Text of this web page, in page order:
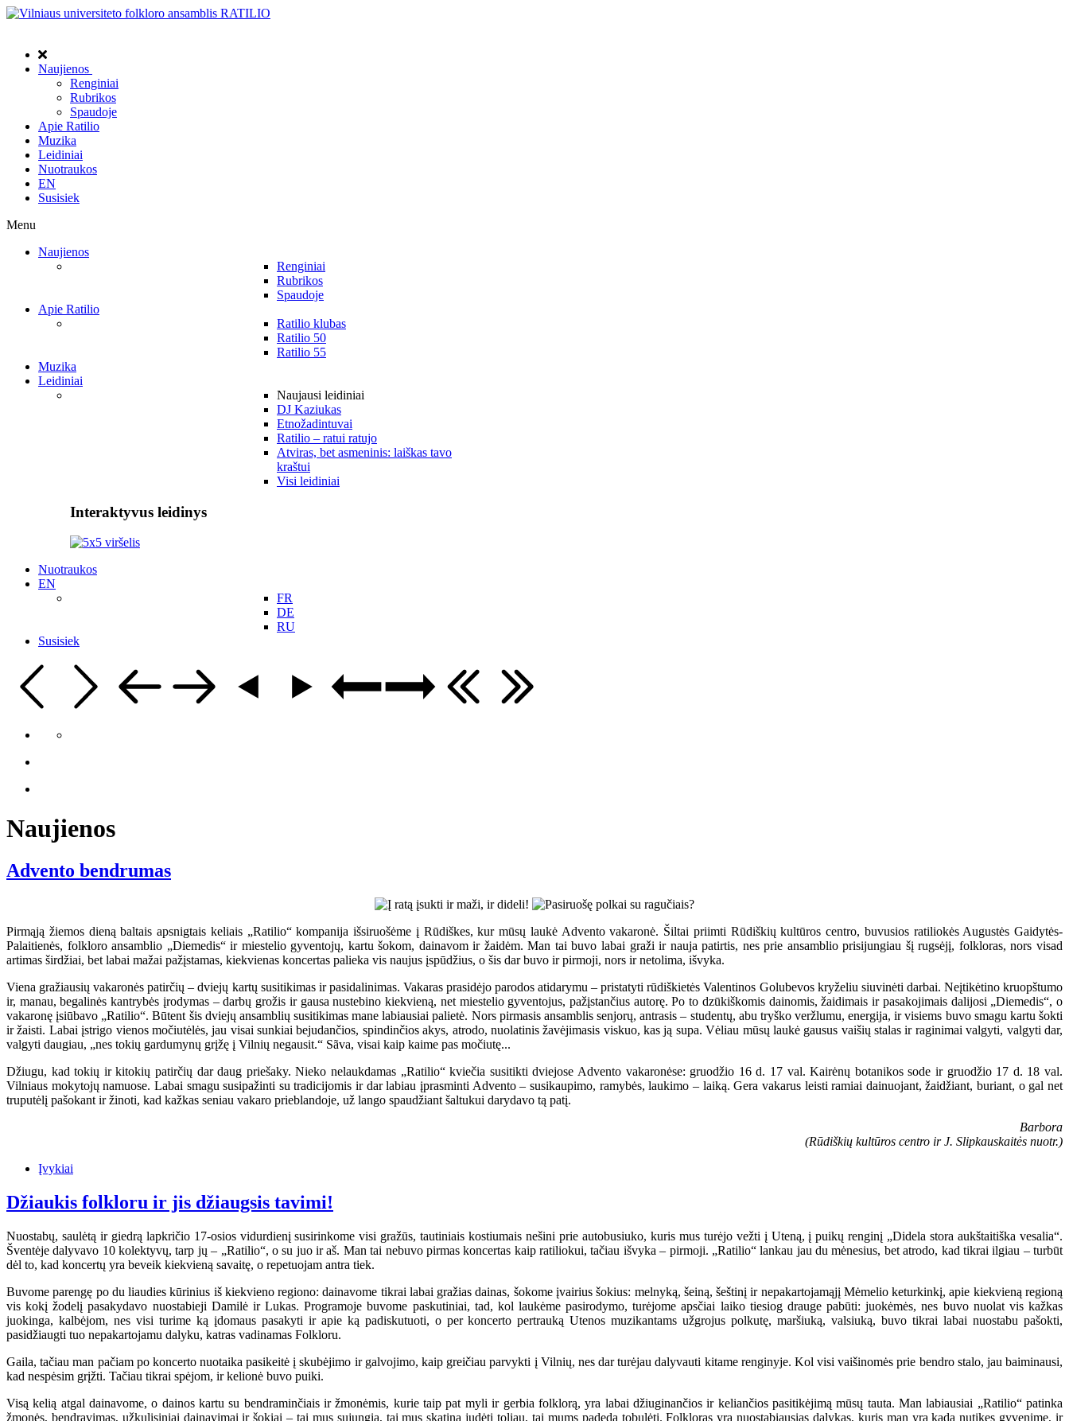
Naujienos
Renginiai
Rubrikos
Spaudoje
Apie Ratilio
Muzika
Leidiniai
Nuotraukos
EN
Susisiek
Menu
Naujienos
Renginiai
Rubrikos
Spaudoje
Apie Ratilio
Ratilio klubas
Ratilio 50
Ratilio 55
Muzika
Leidiniai
Naujausi leidiniai
DJ Kaziukas
Etnožadintuvai
Ratilio – ratui ratujo
Atviras, bet asmeninis: laiškas tavo
kraštui
Visi leidiniai
Interaktyvus leidinys
Nuotraukos
EN
FR
DE
RU
Susisiek
Naujienos
Advento bendrumas
Pirmąją žiemos dieną baltais apsnigtais keliais „Ratilio“ kompanija išsiruošėme į Rūdiškes, kur mūsų laukė Advento vakaronė. Šiltai priimti Rūdiškių kultūros centro, buvusios ratiliokės Augustės Gaidytės-
Palaitienės, folkloro ansamblio „Diemedis“ ir miestelio gyventojų, kartu šokom, dainavom ir žaidėm. Man tai buvo labai graži ir nauja patirtis, nes prie ansamblio prisijungiau šį rugsėjį, folkloras, nors visad
artimas širdžiai, bet labai mažai pažįstamas, kiekvienas koncertas palieka vis naujus įspūdžius, o šis dar buvo ir pirmoji, nors ir netolima, išvyka.
Viena gražiausių vakaronės patirčių – dviejų kartų susitikimas ir pasidalinimas. Vakaras prasidėjo parodos atidarymu – pristatyti rūdiškietės Valentinos Golubevos kryželiu siuvinėti darbai. Neįtikėtino kruopštumo
ir, manau, begalinės kantrybės įrodymas – darbų grožis ir gausa nustebino kiekvieną, net miestelio gyventojus, pažįstančius autorę. Po to dzūkiškomis dainomis, žaidimais ir pasakojimais dalijosi „Diemedis“, o
vakaronę įsiūbavo „Ratilio“. Būtent šis dviejų ansamblių susitikimas mane labiausiai palietė. Nors pirmasis ansamblis senjorų, antrasis – studentų, abu tryško veržlumu, energija, ir visiems buvo smagu kartu šokti
ir žaisti. Labai įstrigo vienos močiutėlės, jau visai sunkiai bejudančios, spindinčios akys, atrodo, nuolatinis žavėjimasis viskuo, kas ją supa. Vėliau mūsų laukė gausus vaišių stalas ir raginimai valgyti, valgyti dar,
valgyti daugiau, „nes tokių gardumynų grįžę į Vilnių negausit.“ Sãva, visai kaip kaime pas močiutę...
Džiugu, kad tokių ir kitokių patirčių dar daug priešaky. Nieko nelaukdamas „Ratilio“ kviečia susitikti dviejose Advento vakaronėse: gruodžio 16 d. 17 val. Kairėnų botanikos sode ir gruodžio 17 d. 18 val.
Vilniaus mokytojų namuose. Labai smagu susipažinti su tradicijomis ir dar labiau įprasminti Advento – susikaupimo, ramybės, laukimo – laiką. Gera vakarus leisti ramiai dainuojant, žaidžiant, buriant, o gal net
truputėlį pašokant ir žinoti, kad kažkas seniau vakaro prieblandoje, už lango spaudžiant šaltukui darydavo tą patį.
Barbora
(Rūdiškių kultūros centro ir J. Slipkauskaitės nuotr.)
Įvykiai
Džiaukis folkloru ir jis džiaugsis tavimi!
Nuostabų, saulėtą ir giedrą lapkričio 17-osios vidurdienį susirinkome visi gražūs, tautiniais kostiumais nešini prie autobusiuko, kuris mus turėjo vežti į Uteną, į puikų renginį „Didela stora aukštaitiška vesalia“.
Šventėje dalyvavo 10 kolektyvų, tarp jų – „Ratilio“, o su juo ir aš. Man tai nebuvo pirmas koncertas kaip ratiliokui, tačiau išvyka – pirmoji. „Ratilio“ lankau jau du mėnesius, bet atrodo, kad tikrai ilgiau – turbūt
dėl to, kad koncertų yra beveik kiekvieną savaitę, o repetuojam antra tiek.
Buvome parengę po du liaudies kūrinius iš kiekvieno regiono: dainavome tikrai labai gražias dainas, šokome įvairius šokius: melnyką, šeiną, šeštinį ir nepakartojamąjį Mėmelio keturkinkį, apie kiekvieną regioną
vis kokį žodelį pasakydavo nuostabieji Damilė ir Lukas. Programoje buvome paskutiniai, tad, kol laukėme pasirodymo, turėjome apsčiai laiko tiesiog drauge pabūti: juokėmės, nes buvo nuolat vis kažkas
juokinga, kalbėjom, nes visi turime ką įdomaus pasakyti ir apie ką padiskutuoti, o per koncerto pertrauką Utenos muzikantams užgrojus polkutę, maršiuką, valsiuką, buvo tikrai labai nuostabu pašokti,
pasidžiaugti tuo nepakartojamu dalyku, katras vadinamas Folkloru.
Gaila, tačiau man pačiam po koncerto nuotaika pasikeitė į skubėjimo ir galvojimo, kaip greičiau parvykti į Vilnių, nes dar turėjau dalyvauti kitame renginyje. Kol visi vaišinomės prie bendro stalo, jau baiminausi,
kad nespėsim grįžti. Tačiau tikrai spėjom, ir kelionė buvo puiki.
Visą kelią atgal dainavome, o dainos kartu su bendraminčiais ir žmonėmis, kurie taip pat myli ir gerbia folklorą, yra labai džiuginančios ir keliančios pasitikėjimą mūsų tauta. Man labiausiai „Ratilio“ patinka
žmonės, bendravimas, užkulisiniai dainavimai ir šokiai – tai mus sujungia, tai mus skatina judėti toliau, tai mums padeda tobulėti. Folkloras yra nuostabiausias dalykas, kuris man yra kada nutikęs gyvenime, ir